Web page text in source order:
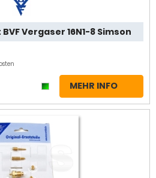
Vergaser 16N1-8 Simson
MEHR INFO